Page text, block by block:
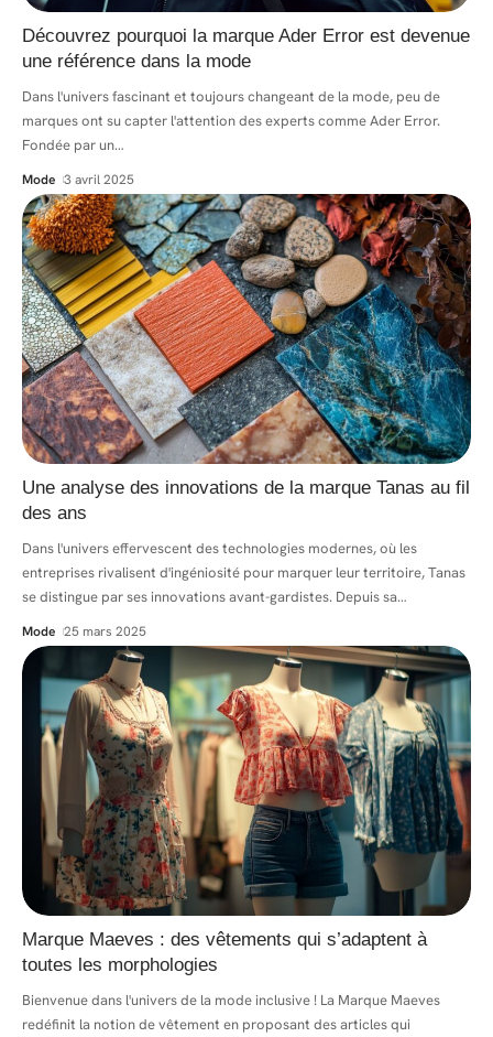
Découvrez pourquoi la marque Ader Error est devenue
une référence dans la mode
Dans l'univers fascinant et toujours changeant de la mode, peu de
marques ont su capter l'attention des experts comme Ader Error.
Fondée par un…
Mode 3 avril 2025
Une analyse des innovations de la marque Tanas au fil
des ans
Dans l'univers effervescent des technologies modernes, où les
entreprises rivalisent d'ingéniosité pour marquer leur territoire, Tanas
se distingue par ses innovations avant-gardistes. Depuis sa…
Mode 25 mars 2025
Marque Maeves : des vêtements qui s’adaptent à
toutes les morphologies
Bienvenue dans l'univers de la mode inclusive ! La Marque Maeves
redéfinit la notion de vêtement en proposant des articles qui